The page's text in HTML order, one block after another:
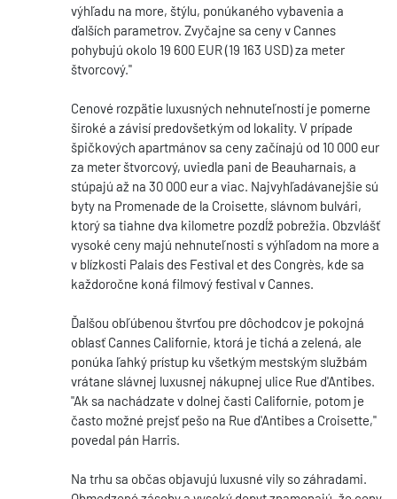
výhľadu na more, štýlu, ponúkaného vybavenia a
ďalších parametrov. Zvyčajne sa ceny v Cannes
pohybujú okolo 19 600 EUR (19 163 USD) za meter
štvorcový."
Cenové rozpätie luxusných nehnuteľností je pomerne
široké a závisí predovšetkým od lokality. V prípade
špičkových apartmánov sa ceny začínajú od 10 000 eur
za meter štvorcový, uviedla pani de Beauharnais, a
stúpajú až na 30 000 eur a viac. Najvyhľadávanejšie sú
byty na Promenade de la Croisette, slávnom bulvári,
ktorý sa tiahne dva kilometre pozdĺž pobrežia. Obzvlášť
vysoké ceny majú nehnuteľnosti s výhľadom na more a
v blízkosti Palais des Festival et des Congrès, kde sa
každoročne koná filmový festival v Cannes.
Ďalšou obľúbenou štvrťou pre dôchodcov je pokojná
oblasť Cannes Californie, ktorá je tichá a zelená, ale
ponúka ľahký prístup ku všetkým mestským službám
vrátane slávnej luxusnej nákupnej ulice Rue d'Antibes.
"Ak sa nachádzate v dolnej časti Californie, potom je
často možné prejsť pešo na Rue d'Antibes a Croisette,"
povedal pán Harris.
Na trhu sa občas objavujú luxusné vily so záhradami.